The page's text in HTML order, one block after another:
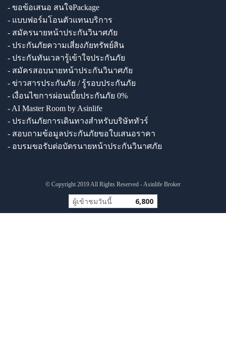
- ขอข้อเสนอ สนใจPackage
- แบบฟอร์มโอนตัวแทนบริการ
- สมัครนายหน้าประกันวินาศภัย
- ประกันภัยความเสี่ยงภัยทรัพย์สิน
- ประกันทันเวลารู้เข้าใจประกันภัย
- สมัครสอบนายหน้าประกันวินาศภัย
- ข่าวสารประกันภัย / รู้รอบประกันภัย
- เงื่อนไขการผ่อนเบี้ยประกันภัย 0%
- AI Master Room by Asinlife
- ประกันภัยการเดินทางสำหรับบริษัททัวร์
- สอบถามข้อมูลประกันภัยขอใบเสนอราคา
- อบรมขอรับต่อบัตรนายหน้าประกันวินาศภัย
© Copyright 2019 All Rights Reserved - Asinlife Broker
ผู้เข้าชมวันนี้ 6,800